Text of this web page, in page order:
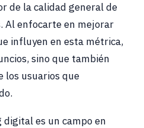
de la calidad general de
Al enfocarte en mejorar
influyen en esta métrica,
sino que también
los usuarios que
es un campo en